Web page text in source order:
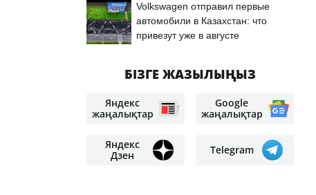
Volkswagen отправил первые
автомобили в Казахстан: что
привезут уже в августе
БІЗГЕ ЖАЗЫЛЫҢЫЗ
Яндекс
жаңалықтар
Google
жаңалықтар
Яндекс
Дзен
Telegram